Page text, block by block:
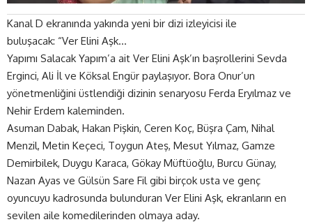
Kanal D ekranında yakında yeni bir dizi izleyicisi ile
buluşacak: “Ver Elini Aşk…
Yapımı Salacak Yapım’a ait Ver Elini Aşk’ın başrollerini Sevda
Erginci, Ali İl ve Köksal Engür paylaşıyor. Bora Onur’un
yönetmenliğini üstlendiği dizinin senaryosu Ferda Eryılmaz ve
Nehir Erdem kaleminden.
Asuman Dabak, Hakan Pişkin, Ceren Koç, Büşra Çam, Nihal
Menzil, Metin Keçeci, Toygun Ateş, Mesut Yılmaz, Gamze
Demirbilek, Duygu Karaca, Gökay Müftüoğlu, Burcu Günay,
Nazan Ayas ve Gülsün Sare Fil gibi birçok usta ve genç
oyuncuyu kadrosunda bulunduran Ver Elini Aşk, ekranların en
sevilen aile komedilerinden olmaya aday.